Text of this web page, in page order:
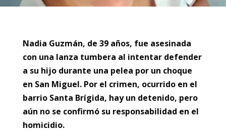
Nadia Guzmán, de 39 años, fue asesinada
con una lanza tumbera al intentar defender
a su hijo durante una pelea por un choque
en San Miguel. Por el crimen, ocurrido en el
barrio Santa Brígida, hay un detenido, pero
aún no se confirmó su responsabilidad en el
homicidio.